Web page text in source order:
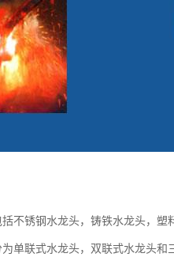
不锈钢水龙头，铸铁水龙头，
单联式水龙头，双联式水龙头